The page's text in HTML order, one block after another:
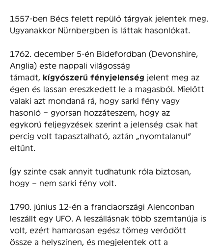
1557-ben Bécs felett repülő tárgyak jelentek meg.
Ugyanakkor Nürnbergben is láttak hasonlókat.
1762. december 5-én Bidefordban (Devonshire,
Anglia) este nappali világosság
támadt, kígyószerű fényjelenség jelent meg az
égen és lassan ereszkedett le a magasból. Mielőtt
valaki azt mondaná rá, hogy sarki fény vagy
hasonló – gyorsan hozzáteszem, hogy az
egykorú feljegyzések szerint a jelenség csak hat
percig volt tapasztalható, aztán „nyomtalanul”
eltűnt.
Így szinte csak annyit tudhatunk róla biztosan,
hogy – nem sarki fény volt.
1790. június 12-én a franciaországi Alenconban
leszállt egy UFO. A leszállásnak több szemtanúja is
volt, ezért hamarosan egész tömeg verődött
össze a helyszínen, és megjelentek ott a